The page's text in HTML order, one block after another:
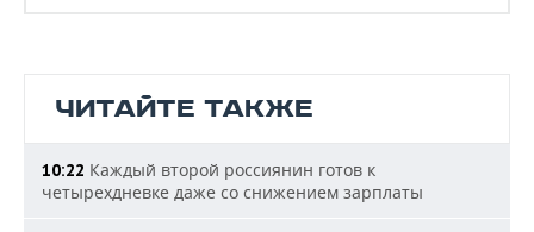
ЧИТАЙТЕ ТАКЖЕ
10:22 Каждый второй россиянин готов к
четырехдневке даже со снижением зарплаты